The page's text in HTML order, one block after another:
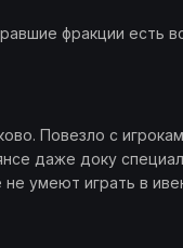
фракции есть
Повезло с
даже доку
умеют играть в